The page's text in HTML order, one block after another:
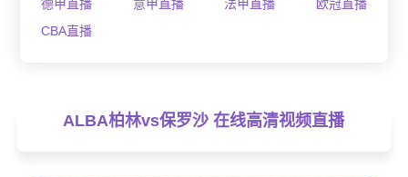
德甲直播
意甲直播 法甲直播
欧冠直播
CBA直播
ALBA柏林vs保罗沙 在线高清视频直播